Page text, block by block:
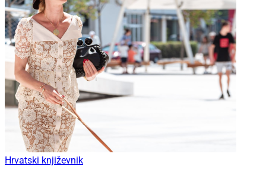
Hrvatski književnik